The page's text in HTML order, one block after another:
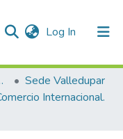
Log In (current)
Pregrados)
Sede Valledupar
Internacional.